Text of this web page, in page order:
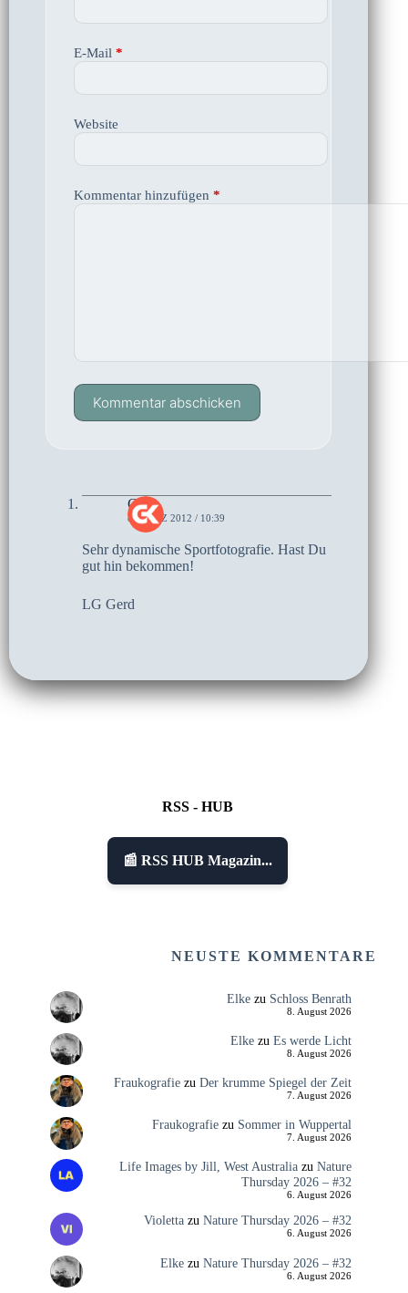
E-Mail *
Website
Kommentar hinzufügen *
Kommentar abschicken
Gerd
8. MÄRZ 2012 / 10:39
Sehr dynamische Sportfotografie. Hast Du
gut hin bekommen!
LG Gerd
RSS - HUB
📰 RSS HUB Magazin...
NEUSTE KOMMENTARE
Elkezu Schloss Benrath
8. August 2026
Elkezu Es werde Licht
8. August 2026
Fraukografiezu Der krumme Spiegel der Zeit
7. August 2026
Fraukografiezu Sommer in Wuppertal
7. August 2026
Life Images by Jill, West Australiazu Nature
Thursday 2026 – #32
6. August 2026
Violettazu Nature Thursday 2026 – #32
6. August 2026
Elkezu Nature Thursday 2026 – #32
6. August 2026